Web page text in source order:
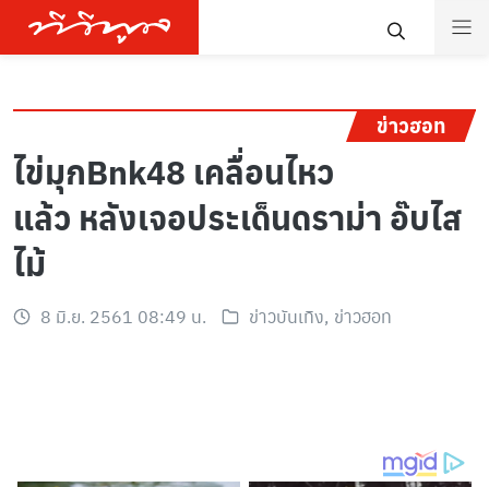
ข่าวฮอท
ไข่มุกBnk48 เคลื่อนไหว
แล้ว หลังเจอประเด็นดราม่า อ๊บไส
ไม้
8 มิ.ย. 2561 08:49 น. ข่าวบันเทิง, ข่าวฮอท